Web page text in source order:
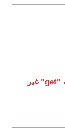
خطأ: الوظيفة "get" غير